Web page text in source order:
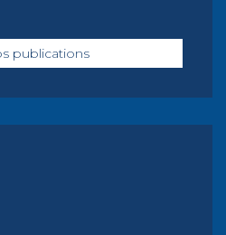
publications